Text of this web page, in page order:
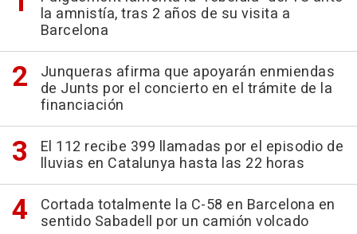
la amnistía, tras 2 años de su visita a
Barcelona
Junqueras afirma que apoyarán enmiendas
de Junts por el concierto en el trámite de la
financiación
El 112 recibe 399 llamadas por el episodio de
lluvias en Catalunya hasta las 22 horas
Cortada totalmente la C-58 en Barcelona en
sentido Sabadell por un camión volcado